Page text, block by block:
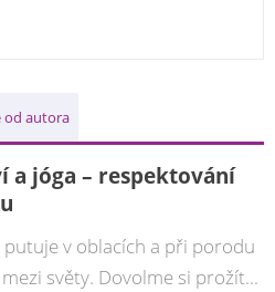
od autora
a jóga – respektování
putuje v oblacích a při porodu
světy. Dovolme si prožít...